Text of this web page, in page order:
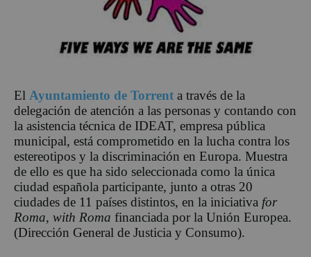
El Ayuntamiento de Torrent a través de la
delegación de atención a las personas y contando con
la asistencia técnica de IDEAT, empresa pública
municipal, está comprometido en la lucha contra los
estereotipos y la discriminación en Europa. Muestra
de ello es que ha sido seleccionada como la única
ciudad española participante, junto a otras 20
ciudades de 11 países distintos, en la iniciativa for
Roma, with Roma financiada por la Unión Europea.
(Dirección General de Justicia y Consumo).